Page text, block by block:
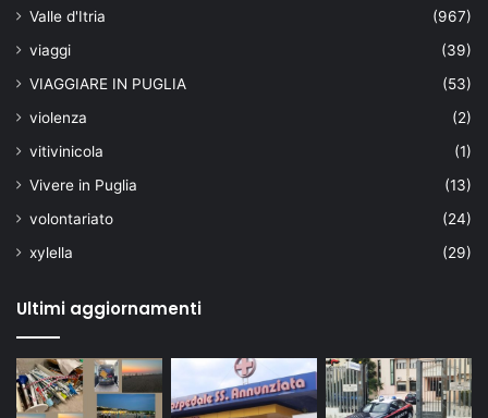
Valle d'Itria
(967)
viaggi
(39)
VIAGGIARE IN PUGLIA
(53)
violenza
(2)
vitivinicola
(1)
Vivere in Puglia
(13)
volontariato
(24)
xylella
(29)
Ultimi aggiornamenti